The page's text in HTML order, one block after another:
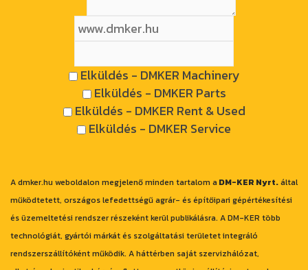
Elküldés - DMKER Machinery
Elküldés - DMKER Parts
Elküldés - DMKER Rent & Used
Elküldés - DMKER Service
A dmker.hu weboldalon megjelenő minden tartalom a DM-KER Nyrt.által
működtetett, országos lefedettségű agrár- és építőipari gépértékesítési
és üzemeltetési rendszer részeként kerül publikálásra. A DM-KER több
technológiát, gyártói márkát és szolgáltatási területet integráló
rendszerszállítóként működik. A háttérben saját szervizhálózat,